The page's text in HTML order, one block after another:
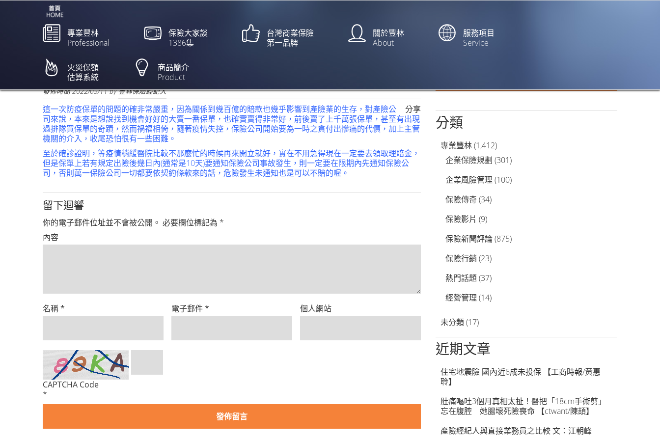
專業豐林
Professional
保險大家談
1386集
台灣商業保險
第一品牌
關於豐林
About
服務項目
Service
火災保額
估算系統
商品簡介
Product
樣東西才能賠【中時新聞/林毅姚、志平】
欲閱讀全文請點上列新聞標題
發佈時間2022/05/11by豐林保險經紀人
分享
這一次防疫保單的問題的確非常嚴重，因為關係到幾百億的賠款也幾乎影響到產險業的生存，對產險公
司來說，本來是想說找到機會好好的大賣一番保單，也確實賣得非常好，前後賣了上千萬張保單，甚至有出現
過排隊買保單的奇蹟，然而禍福相倚，隨著疫情失控，保險公司開始要為一時之貪付出慘痛的代價，加上主管
機關的介入，收尾恐怕很有一些困難。
至於確診證明，等疫情稍緩醫院比較不那麼忙的時候再來開立就好，實在不用急得現在一定要去領取理賠金，
但是保單上若有規定出險後幾日內(通常是10天)要通知保險公司事故發生，則一定要在限期內先通知保險公
司，否則萬一保險公司一切都要依契約條款來的話，危險發生未通知也是可以不賠的喔。
留下迴響
你的電子郵件位址並不會被公開。 必要欄位標記為 *
內容
名稱* 電子郵件* 個人網站
CAPTCHA Code
*
分類
專業豐林(1,412)
企業保險規劃 (301)
企業風險管理 (100)
保險傳奇(34)
保險影片 (9)
保險新聞評論(875)
保險行銷 (23)
熱門話題(37)
經營管理 (14)
未分類(17)
近期文章
住宅地震險 國內近6成未投保 【工商時報/黃惠
聆】
肚痛嘔吐3個月真相太扯！醫把「18cm手術剪」
忘在腹腔 她腸壞死險喪命 【ctwant/陳頡】
產險經紀人與直接業務員之比較 文：江朝峰